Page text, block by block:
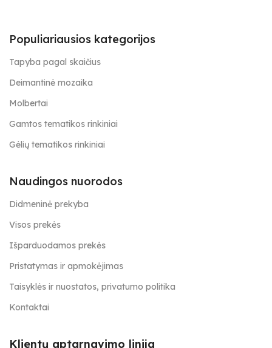
Populiariausios kategorijos
Tapyba pagal skaičius
Deimantinė mozaika
Molbertai
Gamtos tematikos rinkiniai
Gėlių tematikos rinkiniai
Naudingos nuorodos
Didmeninė prekyba
Visos prekės
Išparduodamos prekės
Pristatymas ir apmokėjimas
Taisyklės ir nuostatos, privatumo politika
Kontaktai
Klientų aptarnavimo linija